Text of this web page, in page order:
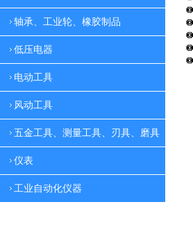
轴承、工业轮、橡胶制品
低压电器
电动工具
风动工具
五金工具、测量工具、刃具、磨具
仪表
工业自动化仪器